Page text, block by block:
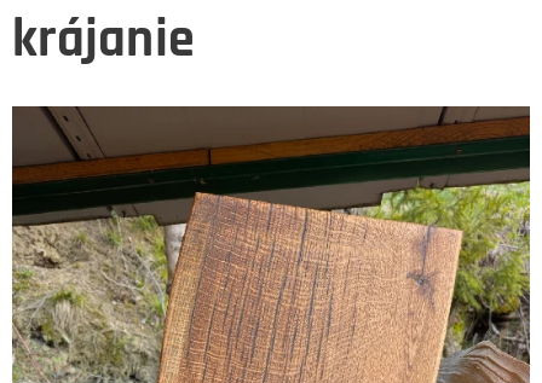
krájanie